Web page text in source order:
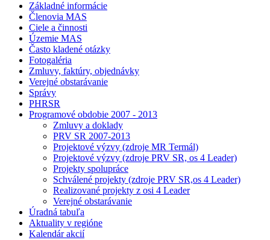
Základné informácie
Členovia MAS
Ciele a činnosti
Územie MAS
Často kladené otázky
Fotogaléria
Zmluvy, faktúry, objednávky
Verejné obstarávanie
Správy
PHRSR
Programové obdobie 2007 - 2013
Zmluvy a doklady
PRV SR 2007-2013
Projektové výzvy (zdroje MR Termál)
Projektové výzvy (zdroje PRV SR, os 4 Leader)
Projekty spolupráce
Schválené projekty (zdroje PRV SR,os 4 Leader)
Realizované projekty z osi 4 Leader
Verejné obstarávanie
Úradná tabuľa
Aktuality v regióne
Kalendár akcií